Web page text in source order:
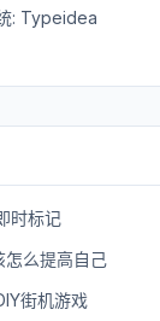
: Typeidea
时标记
怎么提高自己
街机游戏